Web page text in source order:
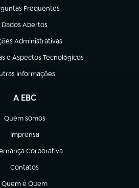
Frequentes
em nova aba)
Dados Abertos
(abre em nova aba)
Administrativas
em nova aba)
e Aspectos Tecnológicos
aba)
Informações
em nova aba)
A EBC
Quem somos
(abre em nova aba)
Imprensa
(abre em nova aba)
Corporativa
em nova aba)
Contatos
(abre em nova aba)
Quem é Quem